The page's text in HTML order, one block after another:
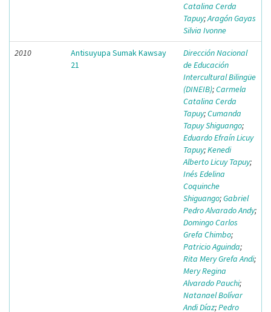
Catalina Cerda
Tapuy;Aragón Gayas
Silvia Ivonne
2010
Antisuyupa Sumak Kawsay
21
Dirección Nacional
de Educación
Intercultural Bilingüe
(DINEIB);Carmela
Catalina Cerda
Tapuy;Cumanda
Tapuy Shiguango;
Eduardo Efraín Licuy
Tapuy;Kenedi
Alberto Licuy Tapuy;
Inés Edelina
Coquinche
Shiguango;Gabriel
Pedro Alvarado Andy;
Domingo Carlos
Grefa Chimbo;
Patricio Aguinda;
Rita Mery Grefa Andi;
Mery Regina
Alvarado Pauchi;
Natanael Bolívar
Andi Díaz;Pedro